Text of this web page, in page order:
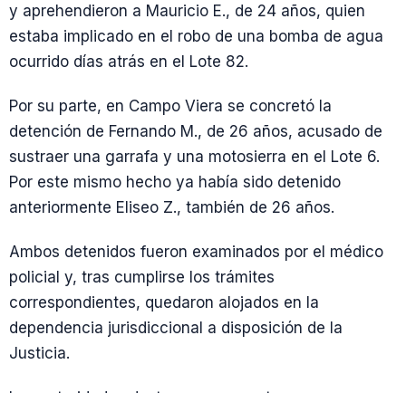
y aprehendieron a Mauricio E., de 24 años, quien
estaba implicado en el robo de una bomba de agua
ocurrido días atrás en el Lote 82.
Por su parte, en Campo Viera se concretó la
detención de Fernando M., de 26 años, acusado de
sustraer una garrafa y una motosierra en el Lote 6.
Por este mismo hecho ya había sido detenido
anteriormente Eliseo Z., también de 26 años.
Ambos detenidos fueron examinados por el médico
policial y, tras cumplirse los trámites
correspondientes, quedaron alojados en la
dependencia jurisdiccional a disposición de la
Justicia.